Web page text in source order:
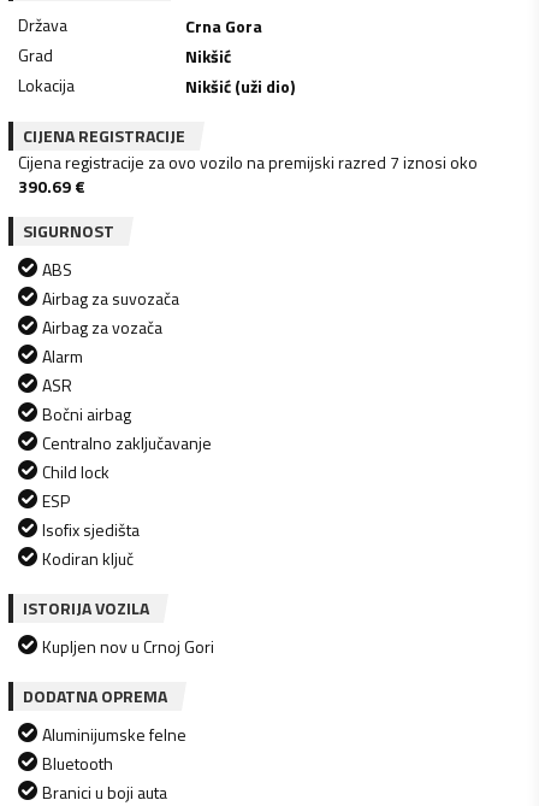
Država
Crna Gora
Grad
Nikšić
Lokacija
Nikšić (uži dio)
CIJENA REGISTRACIJE
Cijena registracije za ovo vozilo na premijski razred 7 iznosi oko
390.69€
SIGURNOST
ABS
Airbag za suvozača
Airbag za vozača
Alarm
ASR
Bočni airbag
Centralno zaključavanje
Child lock
ESP
Isofix sjedišta
Kodiran ključ
ISTORIJA VOZILA
Kupljen nov u Crnoj Gori
DODATNA OPREMA
Aluminijumske felne
Bluetooth
Branici u boji auta